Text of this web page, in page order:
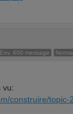
Env. 600 message
vu:
construire/topic-